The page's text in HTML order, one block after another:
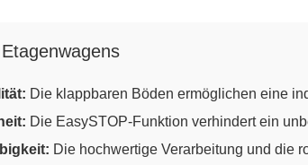
Die klappbaren Böden ermöglichen eine
Die EasySTOP-Funktion verhindert ein
Die hochwertige Verarbeitung und die